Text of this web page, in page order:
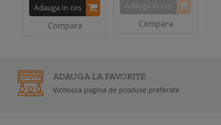
Adauga in cos
Compara
Adauga in cos
Compara
GARANTIE
Garantia de conformitate